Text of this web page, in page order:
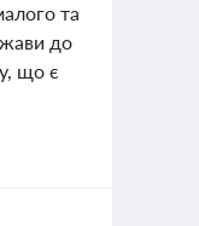
та
до
що є